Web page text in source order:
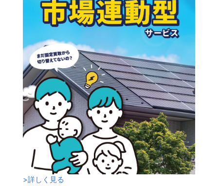
>詳しく見る